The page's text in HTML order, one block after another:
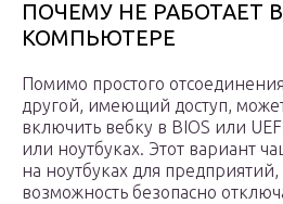
ПОЧЕМУ НЕ РАБОТАЕТ
КОМПЬЮТЕРЕ
Помимо простого
другой, имеющий доступ,
включить вебку в BIOS или
или ноутбуках. Этот вариант
на ноутбуках для
возможность безопасно